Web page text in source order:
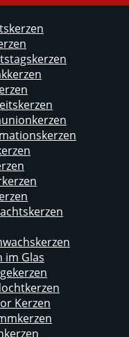
im Glas
Kerzen